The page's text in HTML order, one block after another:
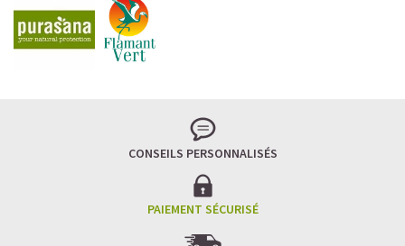
CONSEILS PERSONNALISÉS
PAIEMENT SÉCURISÉ